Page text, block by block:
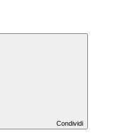
Condividi